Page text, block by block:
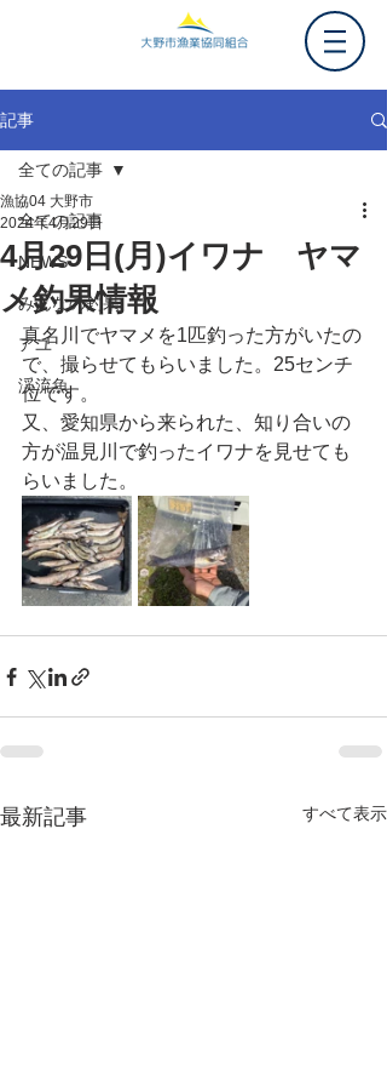
記事
全ての記事
NEWS
みんなの釣果
アユ
渓流魚
全ての記事
4月29日(月)イワナ ヤマ
メ釣果情報
漁協04 大野市
2024年4月29日
真名川でヤマメを1匹釣った方がいたの
で、撮らせてもらいました。25センチ
位です。
又、愛知県から来られた、知り合いの
方が温見川で釣ったイワナを見せても
らいました。
最新記事 すべて表示